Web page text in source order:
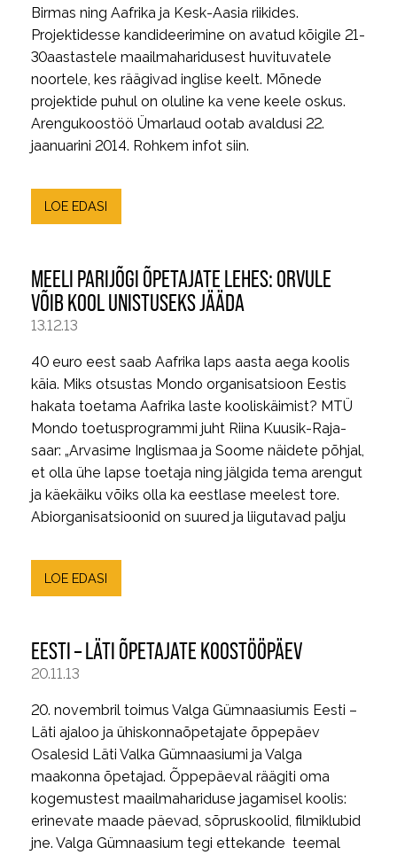
Birmas ning Aafrika ja Kesk-Aasia riikides.
Projektidesse kandideerimine on avatud kõigile 21-
30aastastele maailmaharidusest huvituvatele
noortele, kes räägivad inglise keelt. Mõnede
projektide puhul on oluline ka vene keele oskus.
Arengukoostöö Ümarlaud ootab avaldusi 22.
jaanuarini 2014. Rohkem infot siin.
LOE EDASI
MEELI PARIJÕGI ÕPETAJATE LEHES: ORVULE
VÕIB KOOL UNISTUSEKS JÄÄDA
13.12.13
40 euro eest saab Aafrika laps aasta aega koolis
käia. Miks otsustas Mondo organisatsioon Eestis
hakata toetama Aafrika laste kooliskäimist? MTÜ
Mondo toetus­programmi juht Riina Kuusik-Raja­
saar: „Arvasime Inglismaa ja Soome näidete põhjal,
et olla ühe lapse toetaja ning jälgida tema arengut
ja käekäiku võiks olla ka eestlase meelest tore.
Abiorganisatsioonid on suured ja liigutavad palju
LOE EDASI
EESTI – LÄTI ÕPETAJATE KOOSTÖÖPÄEV
20.11.13
20. novembril toimus Valga Gümnaasiumis Eesti –
Läti ajaloo ja ühiskonnaõpetajate õppepäev
Osalesid Läti Valka Gümnaasiumi ja Valga
maakonna õpetajad. Õppepäeval räägiti oma
kogemustest maailmahariduse jagamisel koolis:
erinevate maade päevad, sõpruskoolid, filmiklubid
jne. Valga Gümnaasium tegi ettekande teemal